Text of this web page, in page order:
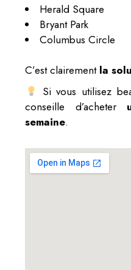
Herald Square
Bryant Park
Columbus Circle
C’est clairement la
Si vous utilisez
conseille d’acheter
semaine.